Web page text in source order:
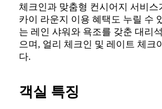
체크인과 맞춤형 컨시어지 서비스
카이 라운지 이용 혜택도 누릴 수
는 레인 샤워와 욕조를 갖춘 대리
으며, 얼리 체크인 및 레이트 체크
다.
객실 특징